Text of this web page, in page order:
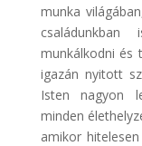
munka
munkálkodni és
igazán nyitott
Isten nagyon
minden
amikor